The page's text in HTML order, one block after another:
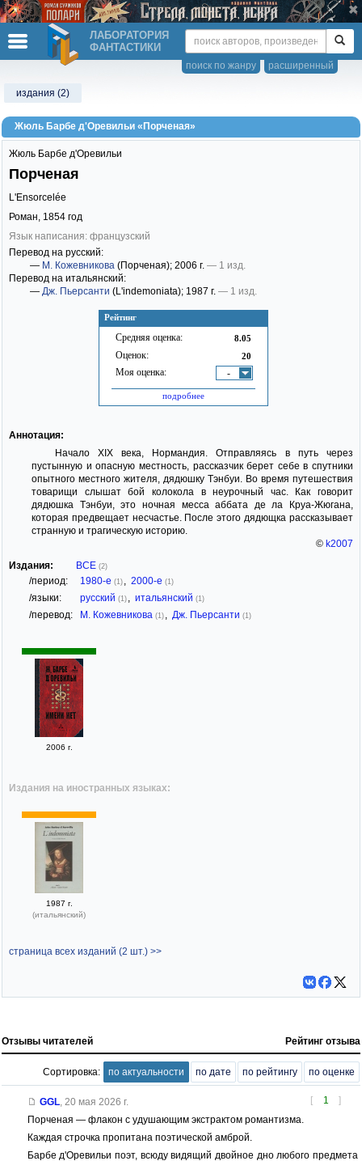
ЛАБОРАТОРИЯ
ФАНТАСТИКИ
расширенный
поиск по жанру
издания (2)
Жюль Барбе д'Оревильи «Порченая»
Рейтинг
Средняя оценка: 8.05
Оценок: 20
Моя оценка: -
подробнее
Жюль Барбе д'Оревильи
Порченая
L'Ensorcelée
Роман, 1854 год
Язык написания: французский
Перевод на русский:
— М. Кожевникова (Порченая); 2006 г. — 1 изд.
Перевод на итальянский:
— Дж. Пьерсанти (L'indemoniata); 1987 г. — 1 изд.
Аннотация:
Начало XIX века, Нормандия. Отправляясь в путь через
пустынную и опасную местность, рассказчик берет себе в спутники
опытного местного жителя, дядюшку Тэнбуи. Во время путешествия
товарищи слышат бой колокола в неурочный час. Как говорит
дядюшка Тэнбуи, это ночная месса аббата де ла Круа-Жюгана,
которая предвещает несчастье. После этого дядющка рассказывает
странную и трагическую историю.
© k2007
Издания:
ВСЕ (2)
/период: 1980-е (1) 2000-е (1)
/языки: русский (1) итальянский (1)
/перевод: М. Кожевникова (1) Дж. Пьерсанти (1)
2006 г.
Издания на иностранных языках:
1987 г.
(итальянский)
страница всех изданий (2 шт.) >>
Отзывы читателей Рейтинг отзыва
Сортировка: по актуальности по дате по рейтингу по оценке
[ 1 ]
GGL, 20 мая 2026 г.
Порченая — флакон с удушающим экстрактом романтизма.
Каждая строчка пропитана поэтической амброй.
Барбе д'Оревильи поэт, всюду видящий двойное дно любого предмета